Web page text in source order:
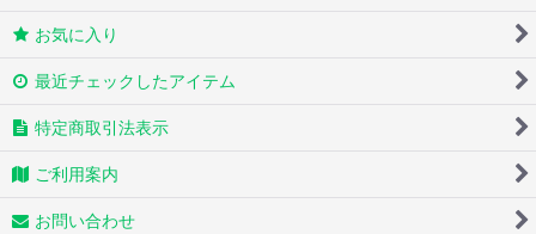
お気に入り
最近チェックしたアイテム
特定商取引法表示
ご利用案内
お問い合わせ